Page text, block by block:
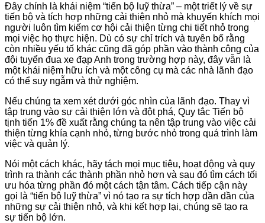
Đây chính là khái niệm “tiến bộ luỹ thừa” – một triết lý về sự
tiến bộ và tích hợp những cải thiện nhỏ mà khuyến khích mọi
người luôn tìm kiếm cơ hội cải thiện từng chi tiết nhỏ trong
mọi việc họ thực hiện. Dù có sự chỉ trích và tuyên bố rằng
còn nhiều yếu tố khác cũng đã góp phần vào thành công của
đội tuyển đua xe đạp Anh trong trường hợp này, đây vẫn là
một khái niệm hữu ích và một công cụ mà các nhà lãnh đạo
có thể suy ngẫm và thử nghiệm.
Nếu chúng ta xem xét dưới góc nhìn của lãnh đạo. Thay vì
tập trung vào sự cải thiện lớn và đột phá, Quy tắc Tiến bộ
tịnh tiến 1% đề xuất rằng chúng ta nên tập trung vào việc cải
thiện từng khía cạnh nhỏ, từng bước nhỏ trong quá trình làm
việc và quản lý.
Nói một cách khác, hãy tách mọi mục tiêu, hoạt động và quy
trình ra thành các thành phần nhỏ hơn và sau đó tìm cách tối
ưu hóa từng phần đó một cách tận tâm. Cách tiếp cận này
gọi là “tiến bộ luỹ thừa” vì nó tạo ra sự tích hợp dần dần của
những sự cải thiện nhỏ, và khi kết hợp lại, chúng sẽ tạo ra
sự tiến bộ lớn.